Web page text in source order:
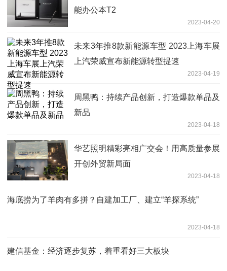
能办公本T2
2023-04-20
未来3年推8款新能源车型 2023上海车展
上汽荣威宣布新能源转型提速
2023-04-19
周黑鸭：持续产品创新，打造爆款单品及
新品
2023-04-18
华艺照明精彩亮相广交会！用高质量参展
开创外贸新局面
2023-04-18
海底捞为了羊肉有多拼？自建加工厂、建立“羊探系统”
2023-04-18
建信基金：经济逐步复苏，着重看好三大板块